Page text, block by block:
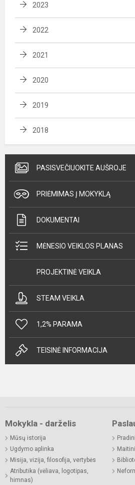
2023
2022
2021
2020
2019
2018
PASISVEČIUOKITE AUŠROJE
PRIĖMIMAS Į MOKYKLĄ
DOKUMENTAI
MĖNESIO VEIKLOS PLANAS
PROJEKTINĖ VEIKLA
STEAM VEIKLA
1,2% PARAMA
TEISINĖ INFORMACIJA
Mokykla - darželis
Mūsų istorija
Ugdymo aplinka
Misija, vizija, filosofija, vertybės
Atributika (vėliava, logotipas,
himnas)